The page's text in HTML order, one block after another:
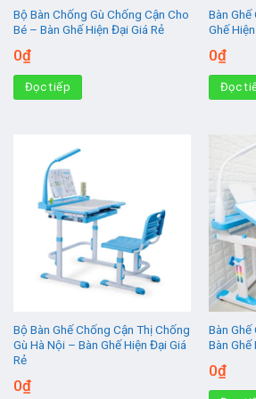
Bộ Bàn Chống Gù Chống Cận Cho
Bé – Bàn Ghế Hiện Đại Giá Rẻ
0₫
Đọc tiếp
Bàn Ghế
Ghế
0₫
Đọc
Bộ Bàn Ghế Chống Cận Thị Chống
Gù Hà Nội – Bàn Ghế Hiện Đại Giá
Rẻ
0₫
Bàn
Bàn Ghế
0₫